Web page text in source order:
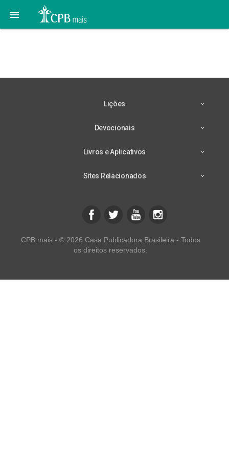

Lições
Devocionais
Livros e Aplicativos
Sites Relacionados
CPB mais - © 2026 Casa Publicadora Brasileira - Todos
os direitos reservados.